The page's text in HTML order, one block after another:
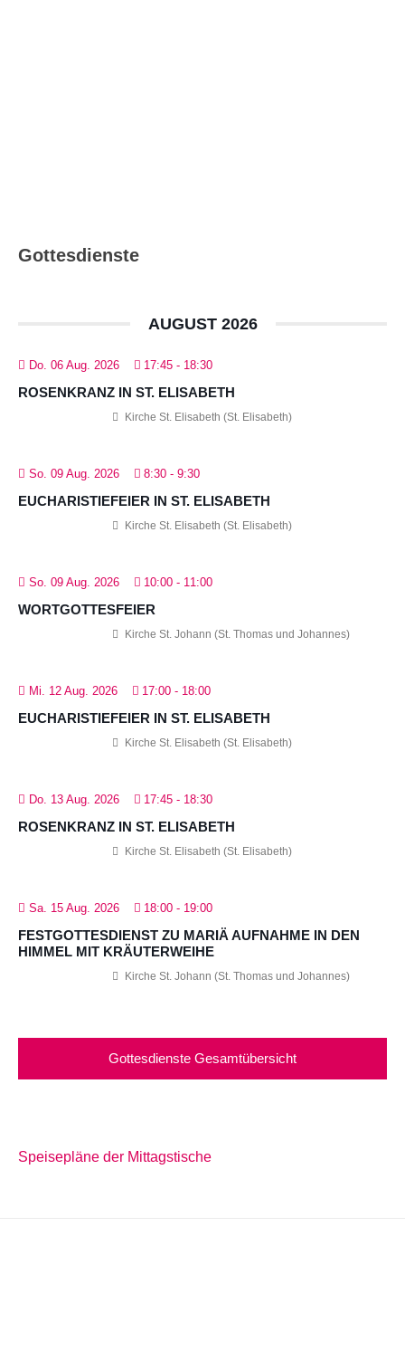
Gottesdienste
AUGUST 2026
Do. 06 Aug. 2026 17:45 - 18:30
ROSENKRANZ IN ST. ELISABETH
Kirche St. Elisabeth (St. Elisabeth)
So. 09 Aug. 2026 8:30 - 9:30
EUCHARISTIEFEIER IN ST. ELISABETH
Kirche St. Elisabeth (St. Elisabeth)
So. 09 Aug. 2026 10:00 - 11:00
WORTGOTTESFEIER
Kirche St. Johann (St. Thomas und Johannes)
Mi. 12 Aug. 2026 17:00 - 18:00
EUCHARISTIEFEIER IN ST. ELISABETH
Kirche St. Elisabeth (St. Elisabeth)
Do. 13 Aug. 2026 17:45 - 18:30
ROSENKRANZ IN ST. ELISABETH
Kirche St. Elisabeth (St. Elisabeth)
Sa. 15 Aug. 2026 18:00 - 19:00
FESTGOTTESDIENST ZU MARIÄ AUFNAHME IN DEN
HIMMEL MIT KRÄUTERWEIHE
Kirche St. Johann (St. Thomas und Johannes)
Gottesdienste Gesamtübersicht
Speisepläne der Mittagstische